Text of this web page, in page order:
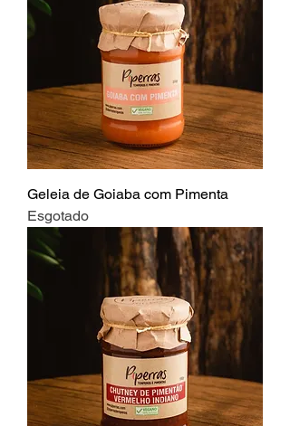
Geleia de Goiaba com Pimenta
Esgotado